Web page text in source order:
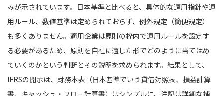
みが示されています。日本基準と比べると、具体的な適用指針や運
用ルール、数値基準は定められておらず、例外規定（簡便規定）
も多くありません。適用企業は原則の枠内で運用ルールを設定す
る必要があるため、原則を自社に適した形でどのように当てはめ
ていくのかという判断とその説明を求められます。結果として、
IFRSの開示は、財務本表（日本基準でいう貸借対照表、損益計算
書、キャッシュ・フロー計算書）はシンプルに、注記は詳細な補